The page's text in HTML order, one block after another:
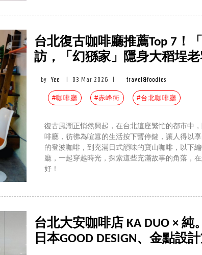
台北復古咖啡廳推薦Top 7！
訪，「幻猻家」隱身大稻埕
by Yee 03 Mar 2026 travel&foodies
#咖啡廳 #赤峰街 #台北咖啡廳
復古風潮正悄然興起，在台北這座繁忙的都市中
啡廳，彷彿為喧囂的生活按下暫停鍵，讓人得以
的登波咖啡，到充滿日式韻味的寶山咖啡，以下
廳，一起穿越時光，探索這些充滿故事的角落，
好！
台北大安咖啡店 KA DUO ×
日本GOOD DESIGN、金點設